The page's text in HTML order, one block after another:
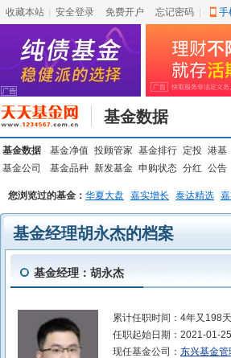
收藏本站 安全登录 免费开户 忘记密码 手
基金数据
基金数据 基金净值 投顾管家 基金排行 定投 港基
基金公司
基金品种 新发基金 申购状态 分红 公告
您浏览过的基金： 华夏大盘 嘉实增长 泰达精选
基金经理胡永杰的档案
基金经理：胡永杰
累计任职时间： 4年又198天
任职起始日期： 2021-01-25
现任基金公司： 东兴基金管